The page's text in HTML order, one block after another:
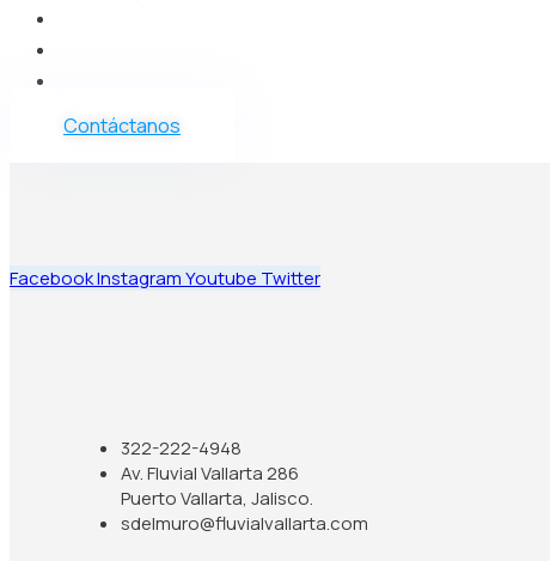
Contáctanos
FacebookInstagramYoutube Twitter
322-222-4948
Av. Fluvial Vallarta 286
Puerto Vallarta, Jalisco.
sdelmuro@fluvialvallarta.com